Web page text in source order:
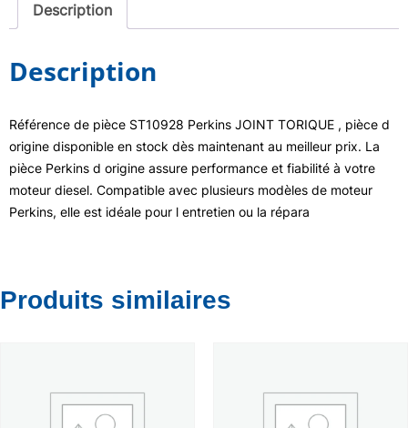
Description
Description
Référence de pièce ST10928 Perkins JOINT TORIQUE , pièce d
origine disponible en stock dès maintenant au meilleur prix. La
pièce Perkins d origine assure performance et fiabilité à votre
moteur diesel. Compatible avec plusieurs modèles de moteur
Perkins, elle est idéale pour l entretien ou la répara
Produits similaires